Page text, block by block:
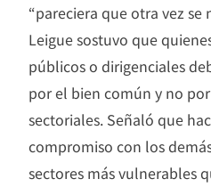
“pareciera que otra vez se
Leigue sostuvo que
públicos o dirigenciales
por el bien común y no
sectoriales. Señaló que
compromiso con los
sectores más vulnerables